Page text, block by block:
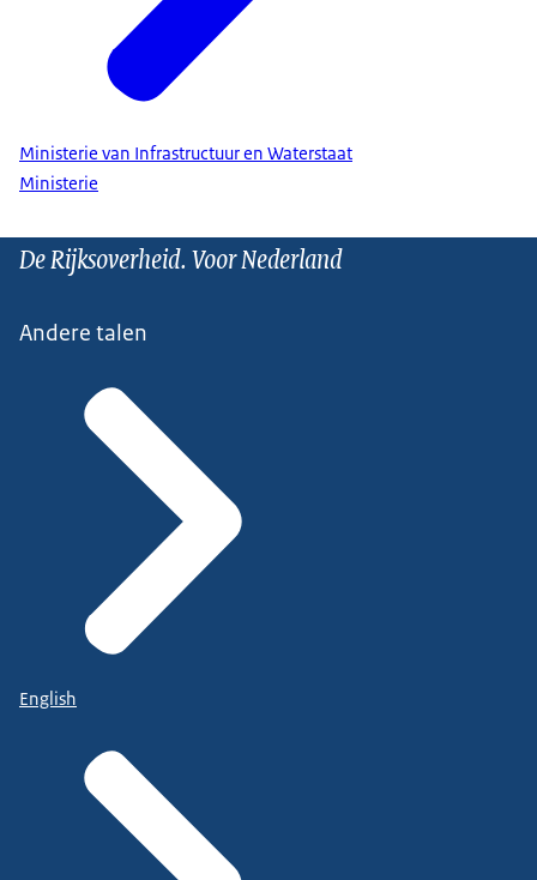
Ministerie van Infrastructuur en Waterstaat
Ministerie
De Rijksoverheid. Voor Nederland
Andere talen
English